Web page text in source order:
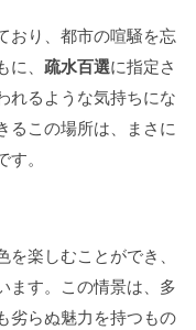
おり、都市の喧騒を忘
、 疏水百選に指定さ
れるような気持ちにな
るこの場所は、まさに
。
楽しむことができ、
ます。この情景は、多
劣らぬ魅力を持つもの